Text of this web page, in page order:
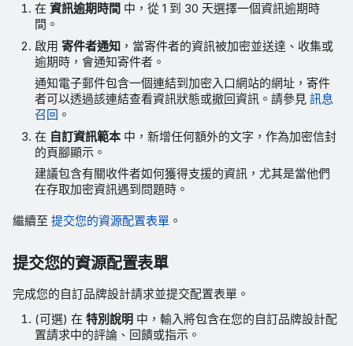
在資訊逾期時間 中，從 1 到 30 天選擇一個資訊逾期時
間。
啟用寄件者通知 ，當寄件者的資訊被加密並送達、收集或
逾期時，會通知寄件者。
通知電子郵件包含一個連結到加密入口網站的網址，寄件
者可以透過該連結查看資訊狀態或撤回資訊。請參見訊息
召回 。
在 自訂資訊範本 中，新增任何額外的文字，作為加密信封
的頁腳顯示。
建議包含有關收件者如何獲得支援的資訊，尤其是當他們
在存取加密資訊遇到問題時。
繼續至 提交您的資源配置表單 。
提交您的資源配置表單
完成您的自訂品牌設計請求並提交配置表單。
(可選) 在特別說明 中，輸入將包含在您的自訂品牌設計配
置請求中的評論、回饋或指示。